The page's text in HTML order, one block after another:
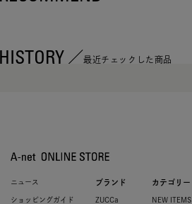
最近チェックした商品
ニュース
ショッピングガイド
ブランド
ZUCCa
カテゴリー
NEW ITEMS